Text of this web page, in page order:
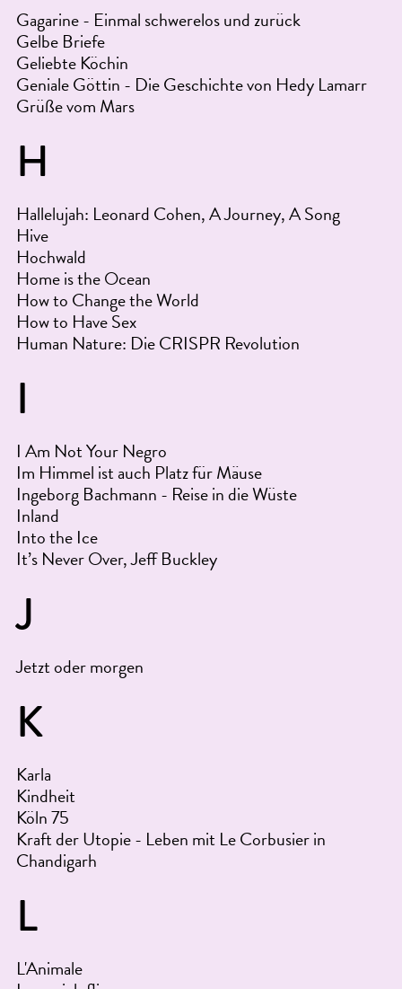
Gagarine - Einmal schwerelos und zurück
Gelbe Briefe
Geliebte Köchin
Geniale Göttin - Die Geschichte von Hedy Lamarr
Grüße vom Mars
H
Hallelujah: Leonard Cohen, A Journey, A Song
Hive
Hochwald
Home is the Ocean
How to Change the World
How to Have Sex
Human Nature: Die CRISPR Revolution
I
I Am Not Your Negro
Im Himmel ist auch Platz für Mäuse
Ingeborg Bachmann - Reise in die Wüste
Inland
Into the Ice
It’s Never Over, Jeff Buckley
J
Jetzt oder morgen
K
Karla
Kindheit
Köln 75
Kraft der Utopie - Leben mit Le Corbusier in
Chandigarh
L
L'Animale